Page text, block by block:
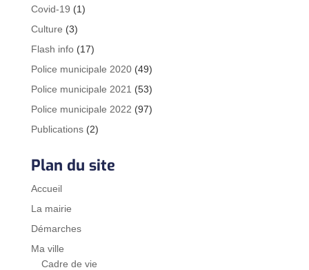
Covid-19 (1)
Culture (3)
Flash info(17)
Police municipale 2020(49)
Police municipale 2021 (53)
Police municipale 2022 (97)
Publications(2)
Plan du site
Accueil
La mairie
Démarches
Ma ville
Cadre de vie